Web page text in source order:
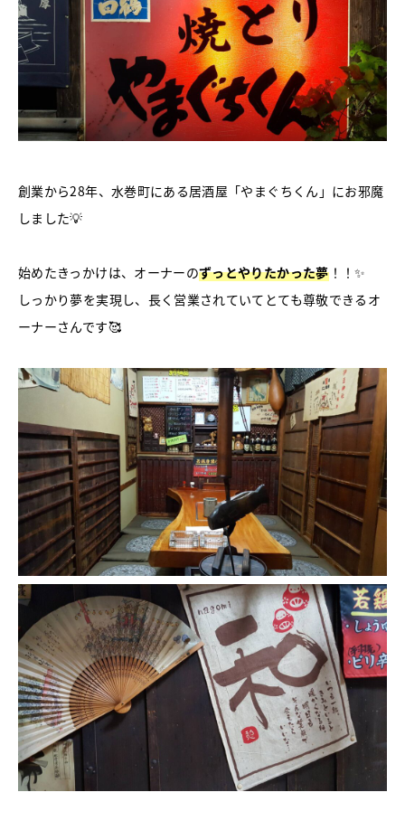
創業から28年、水巻町にある居酒屋「やまぐちくん」にお邪魔
しました💡
始めたきっかけは、オーナーのずっとやりたかった夢！！✨
しっかり夢を実現し、長く営業されていてとても尊敬できるオ
ーナーさんです🥰